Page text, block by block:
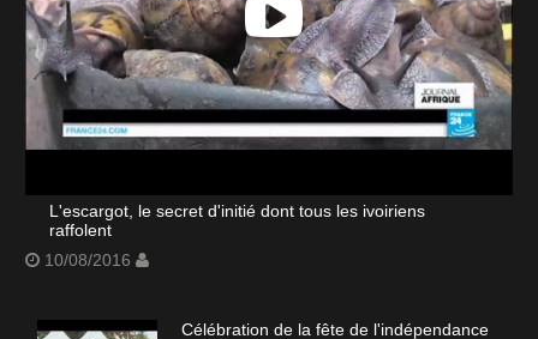
L'escargot, le secret d'initié dont tous les ivoiriens
raffolent
10/08/2016
Célébration de la fête de l'indépendance